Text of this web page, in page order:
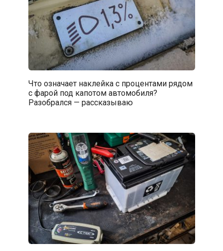
Что означает наклейка с процентами рядом
с фарой под капотом автомобиля?
Разобрался — рассказываю